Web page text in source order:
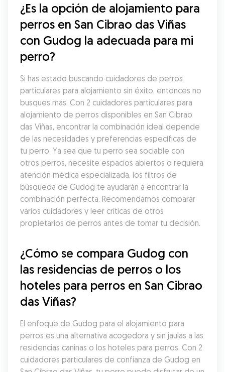
¿Es la opción de alojamiento para
perros en San Cibrao das Viñas
con Gudog la adecuada para mi
perro?
Si has estado buscando cuidadores de perros
particulares para alojamiento sin éxito, entonces no
busques más. Con 2 cuidadores particulares para
alojamiento de perros disponibles en San Cibrao
das Viñas, encontrar la combinación ideal depende
de las necesidades y preferencias específicas de
tu perro. Ya sea que tu perro sea sociable con
otros perros, necesite espacios abiertos o requiera
atención médica especializada, los filtros de
búsqueda de Gudog te ayudarán a encontrar la
combinación perfecta. Recomendamos comparar
varios cuidadores y leer críticas de otros
propietarios de perros antes de tomar tu decisión.
¿Cómo se compara Gudog con
las residencias de perros o los
hoteles para perros en San Cibrao
das Viñas?
El enfoque de Gudog para el alojamiento para
perros es una alternativa acogedora y sin jaulas a las
residencias caninas o los hoteles para perros. Con 2
cuidadores particulares de confianza de Gudog en